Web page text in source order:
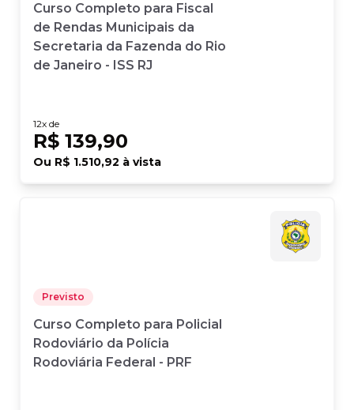
Curso Completo para Fiscal
de Rendas Municipais da
Secretaria da Fazenda do Rio
de Janeiro - ISS RJ
12x de
R$ 139,90
Ou R$ 1.510,92 à vista
Previsto
Curso Completo para Policial
Rodoviário da Polícia
Rodoviária Federal - PRF